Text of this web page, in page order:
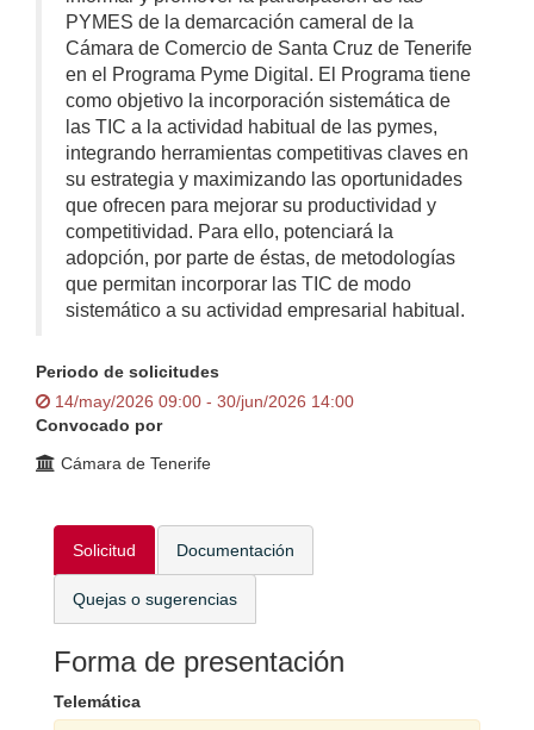
PYMES de la demarcación cameral de la
Cámara de Comercio de Santa Cruz de Tenerife
en el Programa Pyme Digital. El Programa tiene
como objetivo la incorporación sistemática de
las TIC a la actividad habitual de las pymes,
integrando herramientas competitivas claves en
su estrategia y maximizando las oportunidades
que ofrecen para mejorar su productividad y
competitividad. Para ello, potenciará la
adopción, por parte de éstas, de metodologías
que permitan incorporar las TIC de modo
sistemático a su actividad empresarial habitual.
Periodo de solicitudes
14/may/2026 09:00 - 30/jun/2026 14:00
Convocado por
Cámara de Tenerife
Solicitud Documentación
Quejas o sugerencias
Forma de presentación
Telemática